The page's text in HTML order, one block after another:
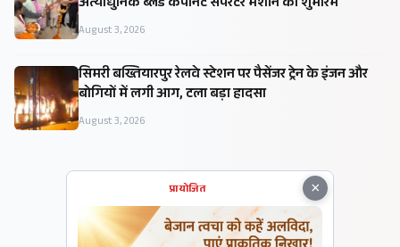
August 3, 2026
सिमरी बख्तियारपुर रेलवे स्टेशन पर पैसेंजर ट्रेन के इंजन और
बोगियों में लगी आग, टला बड़ा हादसा
August 3, 2026
×
प्रायोजित